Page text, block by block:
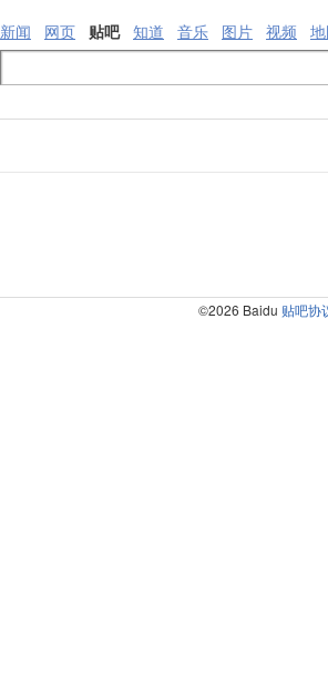
新闻 网页 贴吧 知道 音乐 图片 视频
©2026 Baidu 贴吧协